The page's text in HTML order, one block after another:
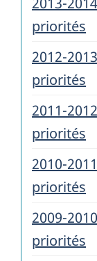
priorités
2012-
priorités
2011-
priorités
2010-
priorités
2009-
priorités